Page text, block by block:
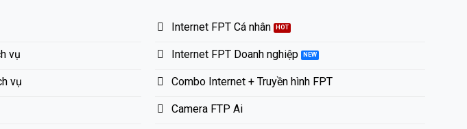
vụ
vụ
Internet FPT Cá nhân
Internet FPT Doanh nghiệp
Combo Internet + Truyền hình FPT
Camera FTP Ai